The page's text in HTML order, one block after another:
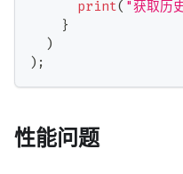
print( "获取历
}
)
) ;
性能问题